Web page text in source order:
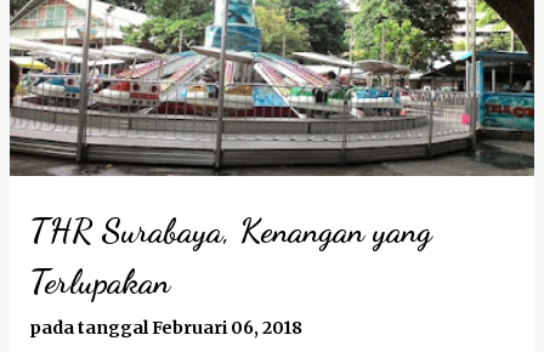
THR Surabaya, Kenangan yang
Terlupakan
pada tanggalFebruari 06, 2018